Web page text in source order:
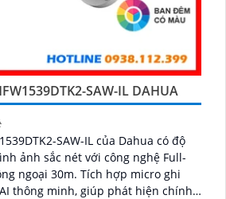
SAW-IL DAHUA
SAW-IL của Dahua có độ
ảnh sắc nét với công nghệ Full-
Tích hợp micro ghi
thông minh, giúp phát hiện chính